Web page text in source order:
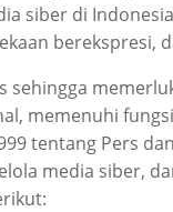
siber di
berekspresi,
sehingga
memenuhi
tentang Pers
media siber,